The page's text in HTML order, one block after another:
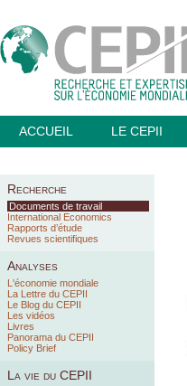
ACCUEIL LE CEPII
Recherche
Documents de travail
International Economics
Rapports d’étude
Revues scientifiques
Analyses
L'économie mondiale
La Lettre du CEPII
Le Blog du CEPII
Les vidéos
Livres
Panorama du CEPII
Policy Brief
La vie du CEPII